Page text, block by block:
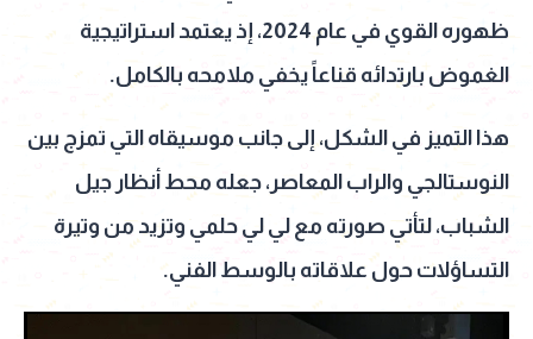
ظهوره القوي في عام 2024، إذ يعتمد استراتيجية
الغموض بارتدائه قناعاً يخفي ملامحه بالكامل.
هذا التميز في الشكل، إلى جانب موسيقاه التي تمزج بين
النوستالجي والراب المعاصر، جعله محط أنظار جيل
الشباب، لتأتي صورته مع لي لي حلمي وتزيد من وتيرة
التساؤلات حول علاقاته بالوسط الفني.